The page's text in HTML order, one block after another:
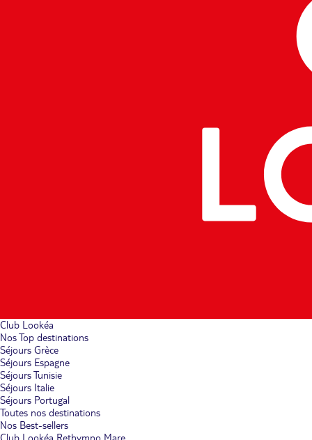
Club Lookéa
Nos Top destinations
Séjours Grèce
Séjours Espagne
Séjours Tunisie
Séjours Italie
Séjours Portugal
Toutes nos destinations
Nos Best-sellers